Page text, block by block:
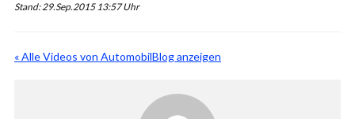
Stand: 29.Sep.2015 13:57 Uhr
« Alle Videos von AutomobilBlog anzeigen